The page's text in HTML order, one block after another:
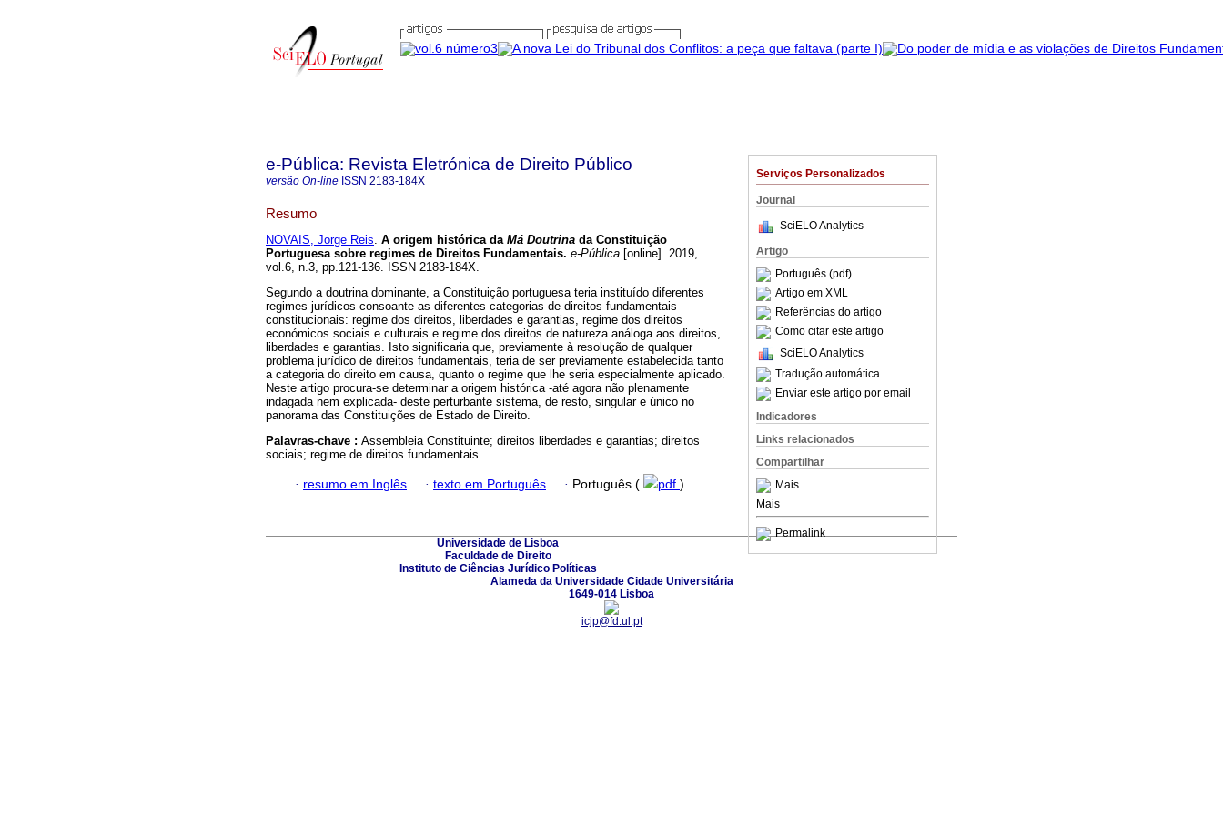
Serviços Personalizados
Journal
SciELO Analytics
Artigo
Português (pdf)
Artigo em XML
Referências do artigo
Como citar este artigo
SciELO Analytics
Tradução automática
Enviar este artigo por email
Indicadores
Links relacionados
Compartilhar
Mais
Mais
Permalink
e-Pública: Revista Eletrónica de Direito Público
versão On-line ISSN 2183-184X
Resumo
NOVAIS, Jorge Reis. A origem histórica da Má Doutrina da Constituição
Portuguesa sobre regimes de Direitos Fundamentais. e-Pública [online]. 2019,
vol.6, n.3, pp.121-136. ISSN 2183-184X.
Segundo a doutrina dominante, a Constituição portuguesa teria instituído diferentes
regimes jurídicos consoante as diferentes categorias de direitos fundamentais
constitucionais: regime dos direitos, liberdades e garantias, regime dos direitos
económicos sociais e culturais e regime dos direitos de natureza análoga aos direitos,
liberdades e garantias. Isto significaria que, previamente à resolução de qualquer
problema jurídico de direitos fundamentais, teria de ser previamente estabelecida tanto
a categoria do direito em causa, quanto o regime que lhe seria especialmente aplicado.
Neste artigo procura-se determinar a origem histórica -até agora não plenamente
indagada nem explicada- deste perturbante sistema, de resto, singular e único no
panorama das Constituições de Estado de Direito.
Palavras-chave : Assembleia Constituinte; direitos liberdades e garantias; direitos
sociais; regime de direitos fundamentais.
· resumo em Inglês · texto em Português · Português ( pdf )
Universidade de Lisboa
Faculdade de Direito
Instituto de Ciências Jurídico Políticas
Alameda da Universidade Cidade Universitária
1649-014 Lisboa
icjp@fd.ul.pt